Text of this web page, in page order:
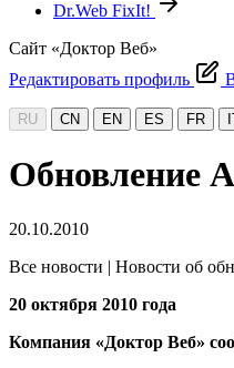
Dr.Web FixIt!
Сайт «Доктор Веб»
Редактировать профиль
RU CN EN ES FR
Обновление
20.10.2010
Все новости | Новости об
20 октября 2010 года
Компания «Доктор Веб»